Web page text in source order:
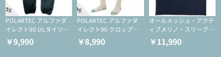
POLARTEC アルファダ
イレクト90 ULタイツ
（アクティブインサレー
ション/テント泊用パジ
￥9,990
POLARTEC アルファダ
イレクト90 クロップド
ULタイツ（アクティブ
インサレーション/テン
￥8,990
オールメッシュ・アクテ
ィブメリノ・スリーブレ
ス
￥11,990